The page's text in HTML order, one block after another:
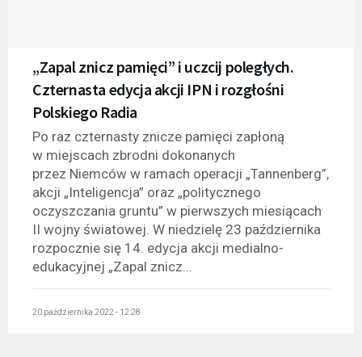
„Zapal znicz pamięci” i uczcij poległych.
Czternasta edycja akcji IPN i rozgłośni
Polskiego Radia
Po raz czternasty znicze pamięci zapłoną
w miejscach zbrodni dokonanych
przez Niemców w ramach operacji „Tannenberg”,
akcji „Inteligencja” oraz „politycznego
oczyszczania gruntu” w pierwszych miesiącach
II wojny światowej. W niedzielę 23 października
rozpocznie się 14. edycja akcji medialno-
edukacyjnej „Zapal znicz...
20 października 2022 - 12:28